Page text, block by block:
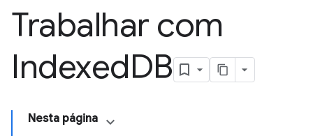
Trabalhar com
IndexedDB
Nesta página